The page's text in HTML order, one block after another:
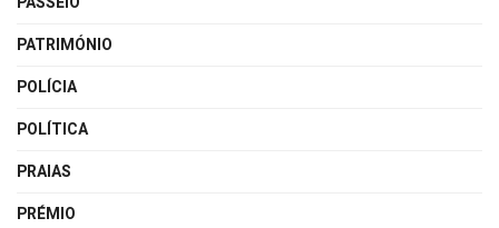
PATRIMÓNIO
POLÍCIA
POLÍTICA
PRAIAS
PRÉMIO